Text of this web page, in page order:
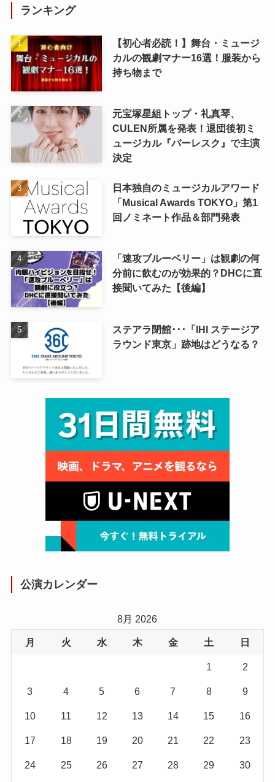
ランキング
【初心者必読！】舞台・ミュージ
カルの観劇マナー16選！服装から
持ち物まで
元宝塚星組トップ・礼真琴、
CULEN所属を発表！退団後初ミ
ュージカル『バーレスク』で主演
決定
日本独自のミュージカルアワード
「Musical Awards TOKYO」第1
回ノミネート作品＆部門発表
「速攻ブルーベリー」は観劇の何
分前に飲むのが効果的？DHCに直
接聞いてみた【後編】
ステアラ閉館･･･「IHI ステージア
ラウンド東京」跡地はどうなる？
公演カレンダー
8月 2026
月 火 水 木 金 土 日
1 2
3 4 5 6 7 8 9
10 11 12 13 14 15 16
17 18 19 20 21 22 23
24 25 26 27 28 29 30